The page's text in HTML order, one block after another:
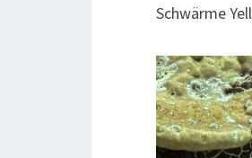
Schwärme